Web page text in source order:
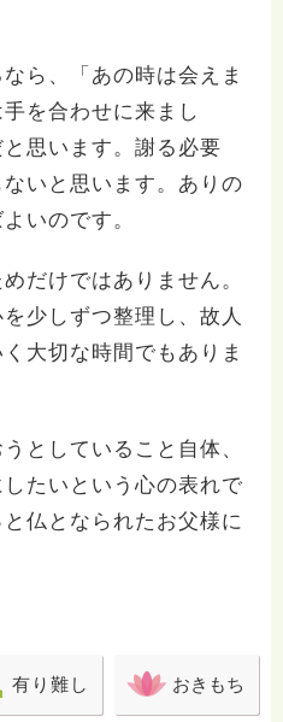
ら、「あの時は会えま
を合わせに来まし
思います。謝る必要
いと思います。ありの
いのです。
だけではありません。
少しずつ整理し、故人
大切な時間でもありま
としていること自体、
たいという心の表れで
仏となられたお父様に
有り難し おきもち